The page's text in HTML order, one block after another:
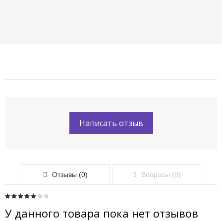
Написать отзыв
Отзывы (0) Вопросы (0)
У данного товара пока нет отзывов